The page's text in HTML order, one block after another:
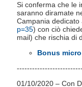
Si conferma che le
saranno diramate
Campania dedicato
p=35) con ciò
mail) che rischia di
Bonus
01/10/2020 – Con